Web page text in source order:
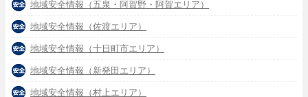
地域安全情報（五泉・阿賀野・阿賀エリア）
地域安全情報（佐渡エリア）
地域安全情報（十日町市エリア）
地域安全情報（新発田エリア）
地域安全情報（村上エリア）